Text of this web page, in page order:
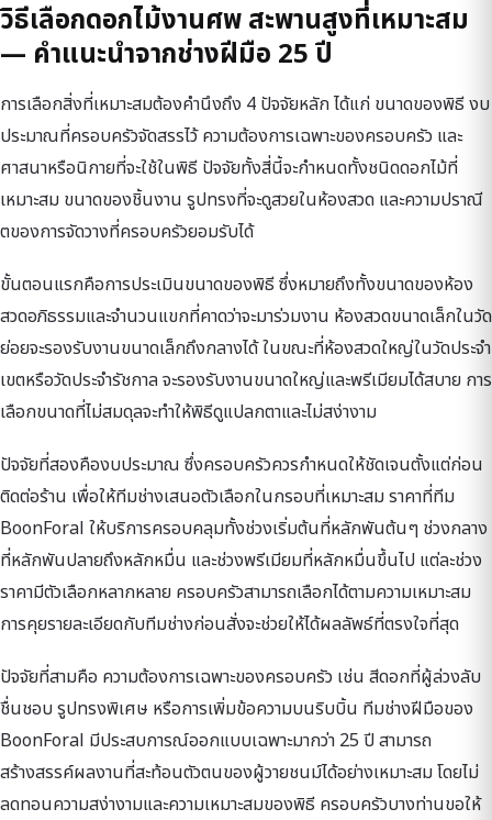
วิธีเลือกดอกไม้งานศพ สะพานสูงที่เหมาะสม
— คำแนะนำจากช่างฝีมือ 25 ปี
การเลือกสิ่งที่เหมาะสมต้องคำนึงถึง 4 ปัจจัยหลัก ได้แก่ ขนาดของพิธี งบ
ประมาณที่ครอบครัวจัดสรรไว้ ความต้องการเฉพาะของครอบครัว และ
ศาสนาหรือนิกายที่จะใช้ในพิธี ปัจจัยทั้งสี่นี้จะกำหนดทั้งชนิดดอกไม้ที่
เหมาะสม ขนาดของชิ้นงาน รูปทรงที่จะดูสวยในห้องสวด และความปราณี
ตของการจัดวางที่ครอบครัวยอมรับได้
ขั้นตอนแรกคือการประเมินขนาดของพิธี ซึ่งหมายถึงทั้งขนาดของห้อง
สวดอภิธรรมและจำนวนแขกที่คาดว่าจะมาร่วมงาน ห้องสวดขนาดเล็กในวัด
ย่อยจะรองรับงานขนาดเล็กถึงกลางได้ ในขณะที่ห้องสวดใหญ่ในวัดประจำ
เขตหรือวัดประจำรัชกาล จะรองรับงานขนาดใหญ่และพรีเมียมได้สบาย การ
เลือกขนาดที่ไม่สมดุลจะทำให้พิธีดูแปลกตาและไม่สง่างาม
ปัจจัยที่สองคืองบประมาณ ซึ่งครอบครัวควรกำหนดให้ชัดเจนตั้งแต่ก่อน
ติดต่อร้าน เพื่อให้ทีมช่างเสนอตัวเลือกในกรอบที่เหมาะสม ราคาที่ทีม
BoonForal ให้บริการครอบคลุมทั้งช่วงเริ่มต้นที่หลักพันต้นๆ ช่วงกลาง
ที่หลักพันปลายถึงหลักหมื่น และช่วงพรีเมียมที่หลักหมื่นขึ้นไป แต่ละช่วง
ราคามีตัวเลือกหลากหลาย ครอบครัวสามารถเลือกได้ตามความเหมาะสม
การคุยรายละเอียดกับทีมช่างก่อนสั่งจะช่วยให้ได้ผลลัพธ์ที่ตรงใจที่สุด
ปัจจัยที่สามคือ ความต้องการเฉพาะของครอบครัว เช่น สีดอกที่ผู้ล่วงลับ
ชื่นชอบ รูปทรงพิเศษ หรือการเพิ่มข้อความบนริบบิ้น ทีมช่างฝีมือของ
BoonForal มีประสบการณ์ออกแบบเฉพาะมากว่า 25 ปี สามารถ
สร้างสรรค์ผลงานที่สะท้อนตัวตนของผู้วายชนม์ได้อย่างเหมาะสม โดยไม่
ลดทอนความสง่างามและความเหมาะสมของพิธี ครอบครัวบางท่านขอให้